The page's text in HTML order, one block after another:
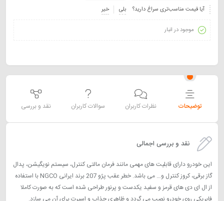
آیا قیمت مناسب‌تری سراغ دارید؟
بلی خیر
موجود در انبار
توضیحات نظرات کاربران سوالات کاربران نقد و بررسی
نقد و بررسی اجمالی
این خودرو دارای قابلیت های مهمی مانند فرمان مالتی کنترل، سیستم نویگیشن، پدال
گاز برقی، کروز کنترل و… می باشد. خطر عقب پژو 207 برند ایرانی NGCO با استفاده
از ال ای دی های قرمز و سفید یکدست و پرنور طراحی شده است که به صورت کاملا